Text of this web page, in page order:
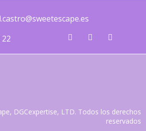
DGCexpertise, LTD. Todos los derechos
reservados